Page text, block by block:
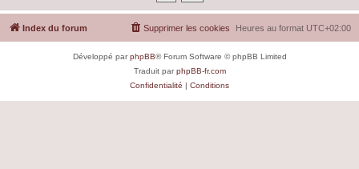
Index du forum Heures au format UTC+02:00
Supprimer les cookies
Développé parphpBB® Forum Software © phpBB Limited
Traduit parphpBB-fr.com
Confidentialité | Conditions